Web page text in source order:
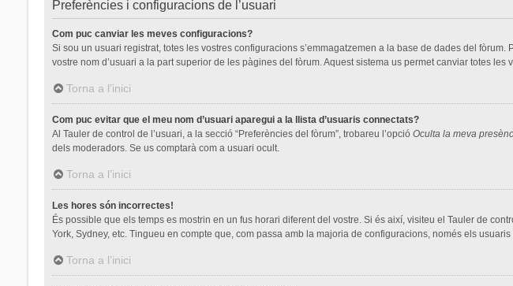
Preferències i configuracions de l’usuari
Com puc canviar les meves configuracions?
Si sou un usuari registrat, totes les vostres configuracions s’emmagatzemen a la base de dades del
vostre nom d’usuari a la part superior de les pàgines del fòrum. Aquest sistema us permet canviar totes les
Torna a l’inici
Com puc evitar que el meu nom d’usuari aparegui a la llista d’usuaris connectats?
Al Tauler de control de l’usuari, a la secció “Preferències del fòrum”, trobareu l’opció Oculta la meva
dels moderadors. Se us comptarà com a usuari ocult.
Torna a l’inici
Les hores són incorrectes!
És possible que els temps es mostrin en un fus horari diferent del vostre. Si és així, visiteu el Tauler de
York, Sydney, etc. Tingueu en compte que, com passa amb la majoria de configuracions, només els
Torna a l’inici